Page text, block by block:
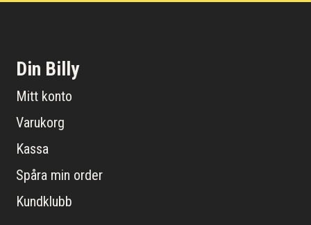
Din Billy
Mitt konto
Varukorg
Kassa
Spåra min order
Kundklubb